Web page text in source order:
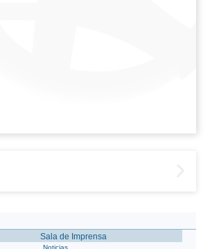
Sala de Imprensa
Noticias